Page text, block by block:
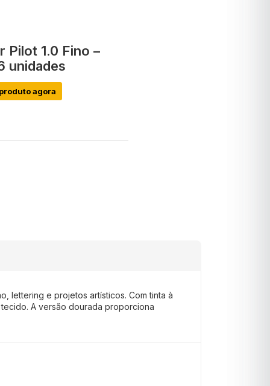
Pilot 1.0 Fino –
unidades
agora
lettering e projetos artísticos. Com tinta à
A versão dourada proporciona